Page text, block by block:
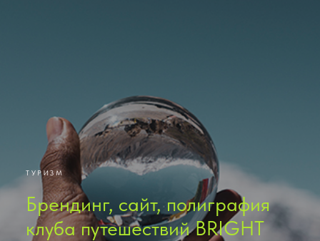
ТУРИЗМ
Брендинг, сайт, полиграфия
клуба путешествий BRIGHT